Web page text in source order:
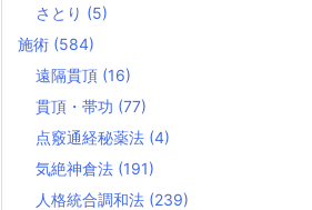
さとり (5)
施術 (584)
遠隔貫頂 (16)
貫頂・帯功 (77)
点竅通経秘薬法 (4)
気絶神倉法 (191)
人格統合調和法 (239)